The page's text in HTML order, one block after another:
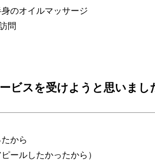
のオイルマッサージ
問
ビスを受けようと思いまし
から
ールしたかったから）